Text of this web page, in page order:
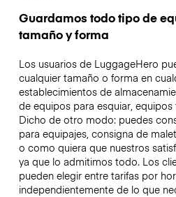
Guardamos todo tipo de
tamaño y forma
Los usuarios de LuggageHero
cualquier tamaño o forma en
establecimientos de
de equipos para esquiar,
Dicho de otro modo: puedes
para equipajes, consigna de
o como quiera que nuestros
ya que lo admitimos todo. Los
pueden elegir entre tarifas por
independientemente de lo que